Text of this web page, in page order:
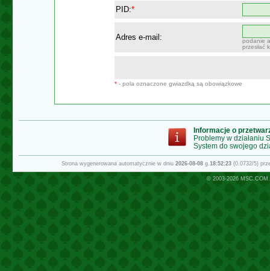
PID:*
Adres e-mail:
podanie
przesłać
* - pola oznaczone gwiazdką są obowiązkowe
Informacje o
Problemy w działaniu
System do swojego
Strona wygenerowana automatycznie w dniu 2026-08-08g.18:52:23(0.0732/5)
© 2003-2026